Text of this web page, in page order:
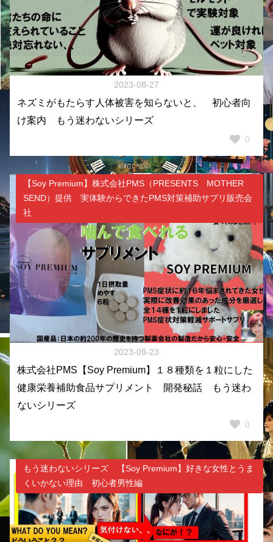
2023-08-27
ネズミがもたらす人体被害を知らないと、 初心者向
け案内 もう迷わないシリーズ
0
【Soy Premium】株式会社PMS（PRESENTS MOTHER
SEND）提供 実体験からできたPMS対策補助サプリ販売会
社
2023-09-23
株式会社PMS【Soy Premium】１８種類を１粒にした
健康栄養補助食品サプリメント 開発秘話 もう迷わ
ないシリーズ
0
もう迷わないシリーズ 【Soy Premium】好きな女性とうま
くいかない理由 初心者男性編